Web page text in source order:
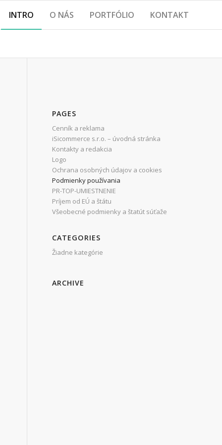
INTRO O NÁS PORTFÓLIO KONTAKT
PAGES
Cenník a reklama
iSicommerce s.r.o. – úvodná stránka
Kontakty a redakcia
Logo
Ochrana osobných údajov a cookies
Podmienky používania
PR-TOP-UMIESTNENIE
Príjem od EÚ a štátu
Všeobecné podmienky a štatút súťaže
CATEGORIES
Žiadne kategórie
ARCHIVE